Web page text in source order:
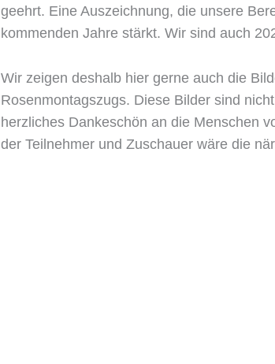
geehrt. Eine Auszeichnung, die unsere
kommenden Jahre stärkt. Wir sind auch
Wir zeigen deshalb hier gerne auch die
Rosenmontagszugs. Diese Bilder sind
herzliches Dankeschön an die Menschen
der Teilnehmer und Zuschauer wäre die